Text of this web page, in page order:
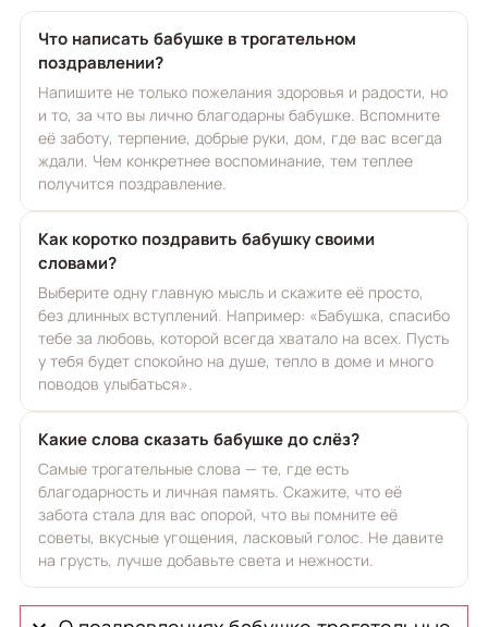
Что написать бабушке в трогательном
поздравлении?
Напишите не только пожелания здоровья и радости, но
и то, за что вы лично благодарны бабушке. Вспомните
её заботу, терпение, добрые руки, дом, где вас всегда
ждали. Чем конкретнее воспоминание, тем теплее
получится поздравление.
Как коротко поздравить бабушку своими
словами?
Выберите одну главную мысль и скажите её просто,
без длинных вступлений. Например: «Бабушка, спасибо
тебе за любовь, которой всегда хватало на всех. Пусть
у тебя будет спокойно на душе, тепло в доме и много
поводов улыбаться».
Какие слова сказать бабушке до слёз?
Самые трогательные слова — те, где есть
благодарность и личная память. Скажите, что её
забота стала для вас опорой, что вы помните её
советы, вкусные угощения, ласковый голос. Не давите
на грусть, лучше добавьте света и нежности.